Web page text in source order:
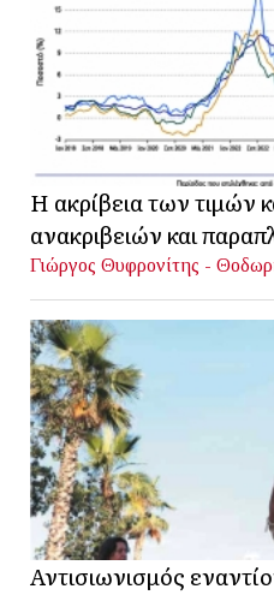
Η ακρίβεια των τιμών
ανακριβειών και
Γιώργος Θυφρονίτης -
Αντισιωνισμός